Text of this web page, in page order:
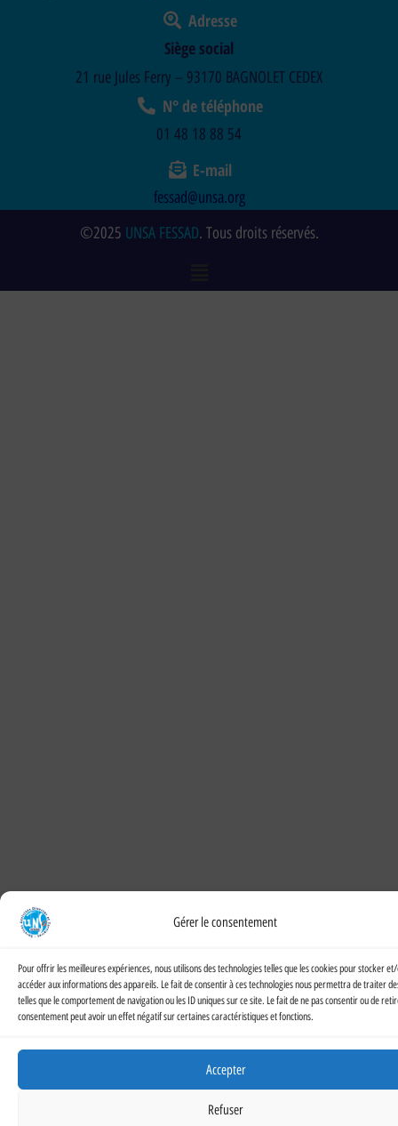
Gérer le consentement
Pour offrir les meilleures expériences, nous utilisons des technologies telles que les cookies pour stocker
accéder aux informations des appareils. Le fait de consentir à ces technologies nous permettra de traiter
telles que le comportement de navigation ou les ID uniques sur ce site. Le fait de ne pas consentir ou de
consentement peut avoir un effet négatif sur certaines caractéristiques et fonctions.
Accepter
Refuser
Adresse
Siège social
21 rue Jules Ferry – 93170 BAGNOLET CEDEX
N° de téléphone
01 48 18 88 54
E-mail
fessad@unsa.org
©2025 UNSA FESSAD. Tous droits réservés.